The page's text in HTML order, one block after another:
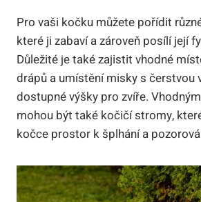
Pro vaši kočku můžete pořídit
které ji zabaví a zároveň posílí její
Důležité je také zajistit vhodné
drápů a umístění misky s čerstvou
dostupné výšky pro zvíře.
mohou být také kočičí stromy,
kočce prostor k šplhání a